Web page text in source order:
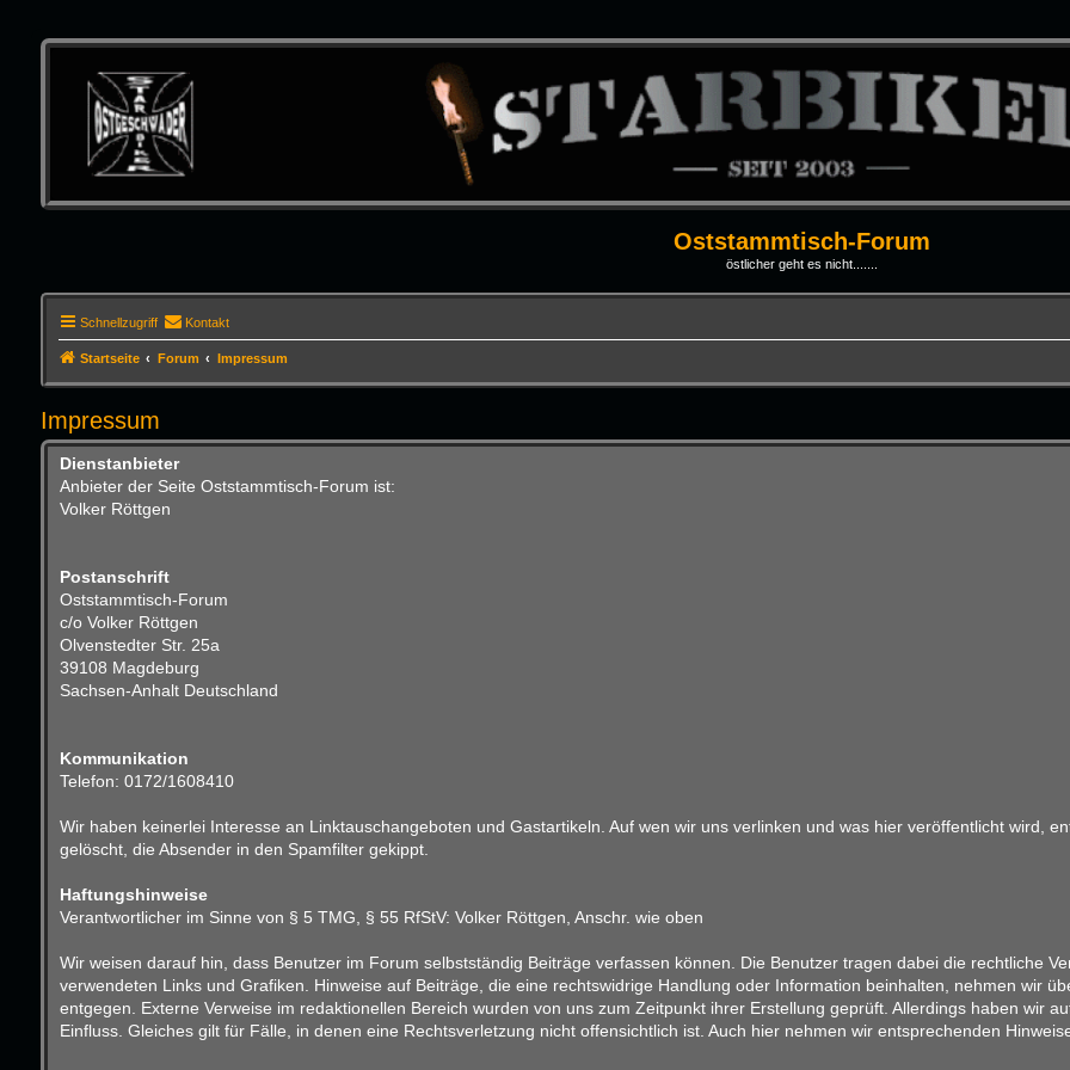
Oststammtisch-Forum
östlicher geht es nicht.......
Schnellzugriff Kontakt
Startseite Forum Impressum
Impressum
Dienstanbieter
Anbieter der Seite Oststammtisch-Forum ist:
Volker Röttgen
Postanschrift
Oststammtisch-Forum
c/o Volker Röttgen
Olvenstedter Str. 25a
39108 Magdeburg
Sachsen-Anhalt Deutschland
Kommunikation
Telefon: 0172/1608410
Wir haben keinerlei Interesse an Linktauschangeboten und Gastartikeln. Auf wen wir uns verlinken und was hier veröffentlicht wird,
gelöscht, die Absender in den Spamfilter gekippt.
Haftungshinweise
Verantwortlicher im Sinne von § 5 TMG, § 55 RfStV: Volker Röttgen, Anschr. wie oben
Wir weisen darauf hin, dass Benutzer im Forum selbstständig Beiträge verfassen können. Die Benutzer tragen dabei die rechtliche
verwendeten Links und Grafiken. Hinweise auf Beiträge, die eine rechtswidrige Handlung oder Information beinhalten, nehmen wir
entgegen. Externe Verweise im redaktionellen Bereich wurden von uns zum Zeitpunkt ihrer Erstellung geprüft. Allerdings haben wir
Einfluss. Gleiches gilt für Fälle, in denen eine Rechtsverletzung nicht offensichtlich ist. Auch hier nehmen wir entsprechenden